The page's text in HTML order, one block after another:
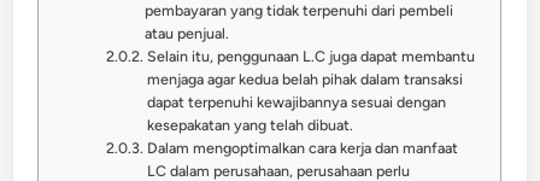
pembayaran yang tidak terpenuhi dari pembeli
atau penjual.
Selain itu, penggunaan L.C juga dapat membantu
menjaga agar kedua belah pihak dalam transaksi
dapat terpenuhi kewajibannya sesuai dengan
kesepakatan yang telah dibuat.
Dalam mengoptimalkan cara kerja dan manfaat
LC dalam perusahaan, perusahaan perlu